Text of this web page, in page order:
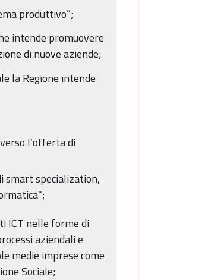
produttivo”;
intende promuovere
di nuove aziende;
la Regione intende
l’offerta di
smart specialization,
ICT nelle forme di
aziendali e
medie imprese come
Sociale;